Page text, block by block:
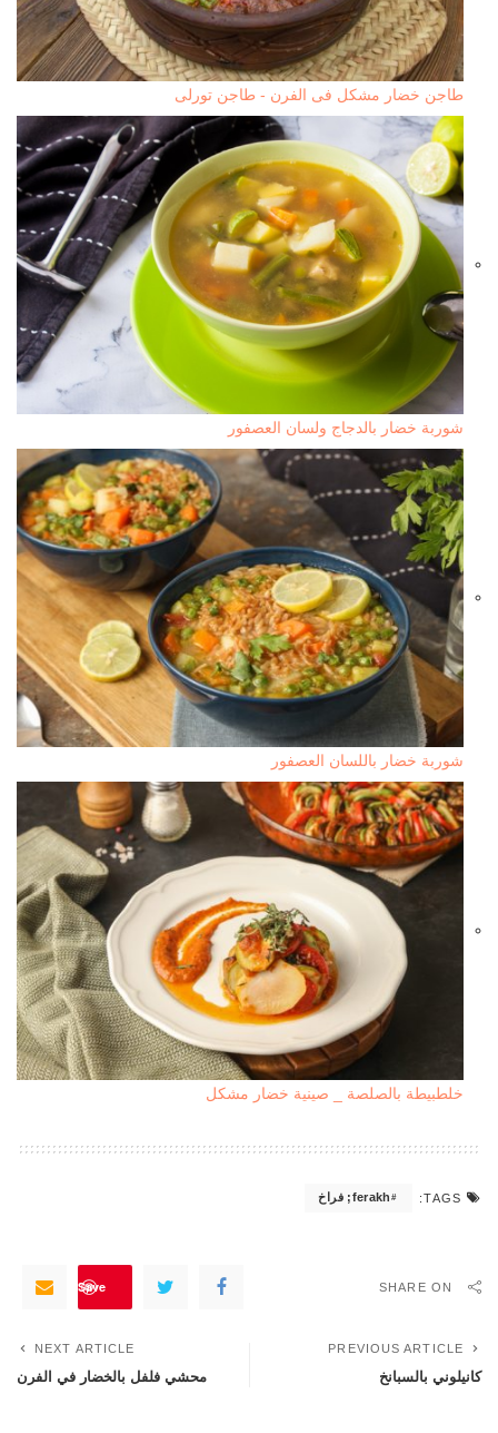
طاجن خضار مشكل فى الفرن - طاجن تورلى
شوربة خضار بالدجاج ولسان العصفور
شوربة خضار باللسان العصفور
خلطبيطة بالصلصة _ صينية خضار مشكل
TAGS: ferakh; فراخ
SHARE ON
Save
PREVIOUS ARTICLE
كانيلوني بالسبانخ
NEXT ARTICLE
محشي فلفل بالخضار في الفرن